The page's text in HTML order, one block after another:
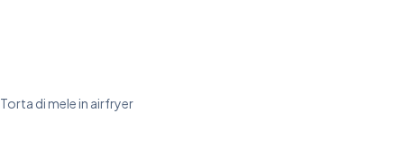
Torta di mele in airfryer